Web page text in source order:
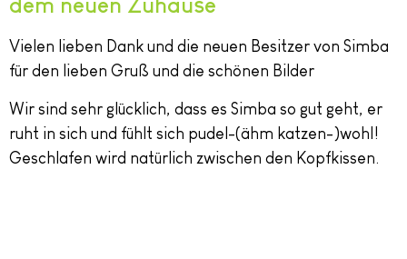
Vielen lieben Dank und die neuen Besitzer von Simba
für den lieben Gruß und die schönen Bilder
Wir sind sehr glücklich, dass es Simba so gut geht, er
ruht in sich und fühlt sich pudel-(ähm katzen-)wohl!
Geschlafen wird natürlich zwischen den Kopfkissen.